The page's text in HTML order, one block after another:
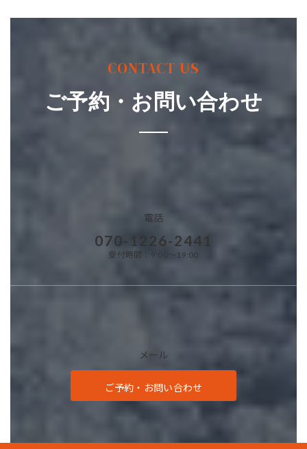
CONTACT US
ご予約・お問い合わせ
電話
070-1226-2441
受付時間：9:00～19:00
メール
ご予約・お問い合わせ